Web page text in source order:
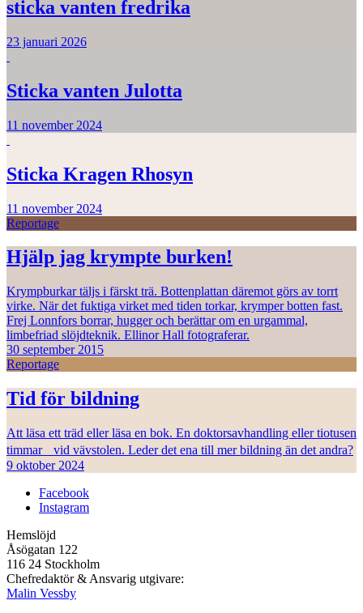
sticka vanten fredrika
23 januari 2026
Sticka vanten Julotta
11 november 2024
Sticka Kragen Rhosyn
11 november 2024
Reportage
Hjälp jag krympte burken!
Krympburkar täljs i färskt trä. Bottenplattan däremot görs av torrt
virke. När det fuktiga virket med tiden torkar, krymper botten fast.
Frej Lonnfors borrar, hugger och berättar om en urgammal,
limbefriad slöjdteknik. Ellinor Hall fotograferar.
30 september 2015
Reportage
Tid för bildning
Att läsa ett träd eller läsa en bok. En doktorsavhandling eller tiotusen
timmar vid vävstolen. Leder det ena till mer bildning än det andra?
9 oktober 2024
Facebook
Instagram
Hemslöjd
Åsögatan 122
116 24 Stockholm
Chefredaktör & Ansvarig utgivare:
Malin Vessby